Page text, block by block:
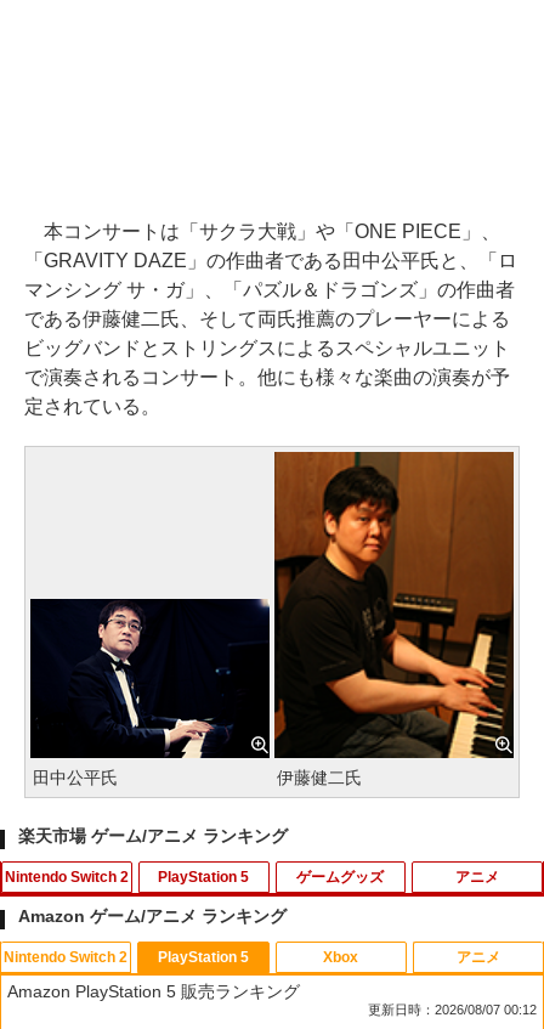
本コンサートは「サクラ大戦」や「ONE PIECE」、
「GRAVITY DAZE」の作曲者である田中公平氏と、「ロ
マンシング サ・ガ」、「パズル＆ドラゴンズ」の作曲者
である伊藤健二氏、そして両氏推薦のプレーヤーによる
ビッグバンドとストリングスによるスペシャルユニット
で演奏されるコンサート。他にも様々な楽曲の演奏が予
定されている。
田中公平氏 伊藤健二氏
楽天市場 ゲーム/アニメ ランキング
Nintendo Switch 2
1
PlayVital 新型Switch2対応 親指グリッ
プキャップ 4個セット ジョイコン対応シ
リコン素材 快適フィット スイッチ2対応
PlayStation 5 ゲームグッズ
1
【中古】四女神オンライン CYBER DIM
ENSION NEPTUNE - PS4
アニメ
1
「お隣の天使様にいつの間にか駄目人間
にされていた件2」Vol.3【Blu-ray】 [ 佐
Amazon ゲーム/アニメ ランキング
Nintendo Switch 2 PlayStation 5
Amazon PlayStation 5 販売ランキング
更新日時：2026/08/07 00:12
Xbox アニメ